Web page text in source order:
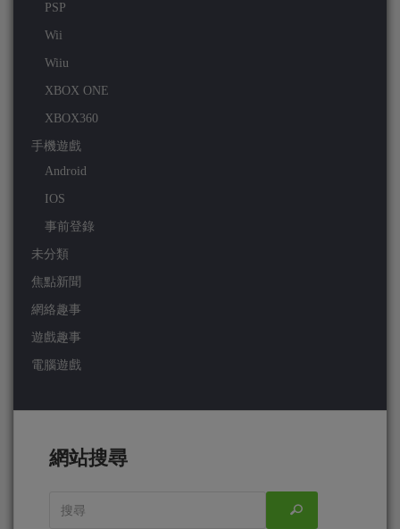
PSP
Wii
Wiiu
XBOX ONE
XBOX360
手機遊戲
Android
IOS
事前登錄
未分類
焦點新聞
網絡趣事
遊戲趣事
電腦遊戲
網站搜尋